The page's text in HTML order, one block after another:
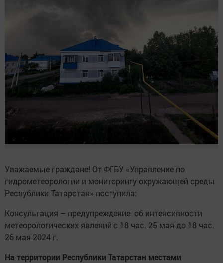
Уважаемые граждане! От ФГБУ «Управление по
гидрометеорологии и мониторингу окружающей среды
Республики Татарстан» поступила:
Консультация – предупреждение об интенсивности
метеорологических явлений с 18 час. 25 мая до 18 час.
26 мая 2024 г.
На территории Республики Татарстан местами